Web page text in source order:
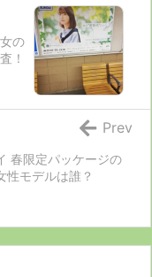
の
！
春限定パッケージの
性モデルは誰？
Prev